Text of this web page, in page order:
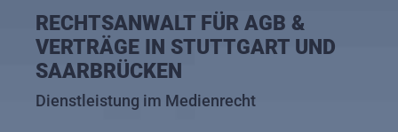
RECHTSANWALT FÜR AGB &
VERTRÄGE IN STUTTGART UND
SAARBRÜCKEN
Dienstleistung im Medienrecht